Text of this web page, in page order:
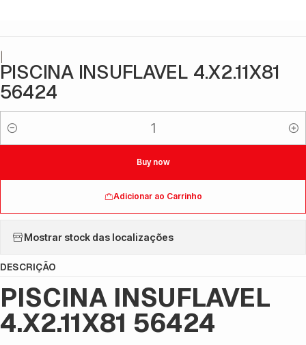
PISCINA INSUFLAVEL 4.X2.11X81
56424
Quantidade
Adicionar ao Carrinho
Buy now
Mostrar stock das localizações
DESCRIÇÃO
PISCINA INSUFLAVEL
4.X2.11X81 56424